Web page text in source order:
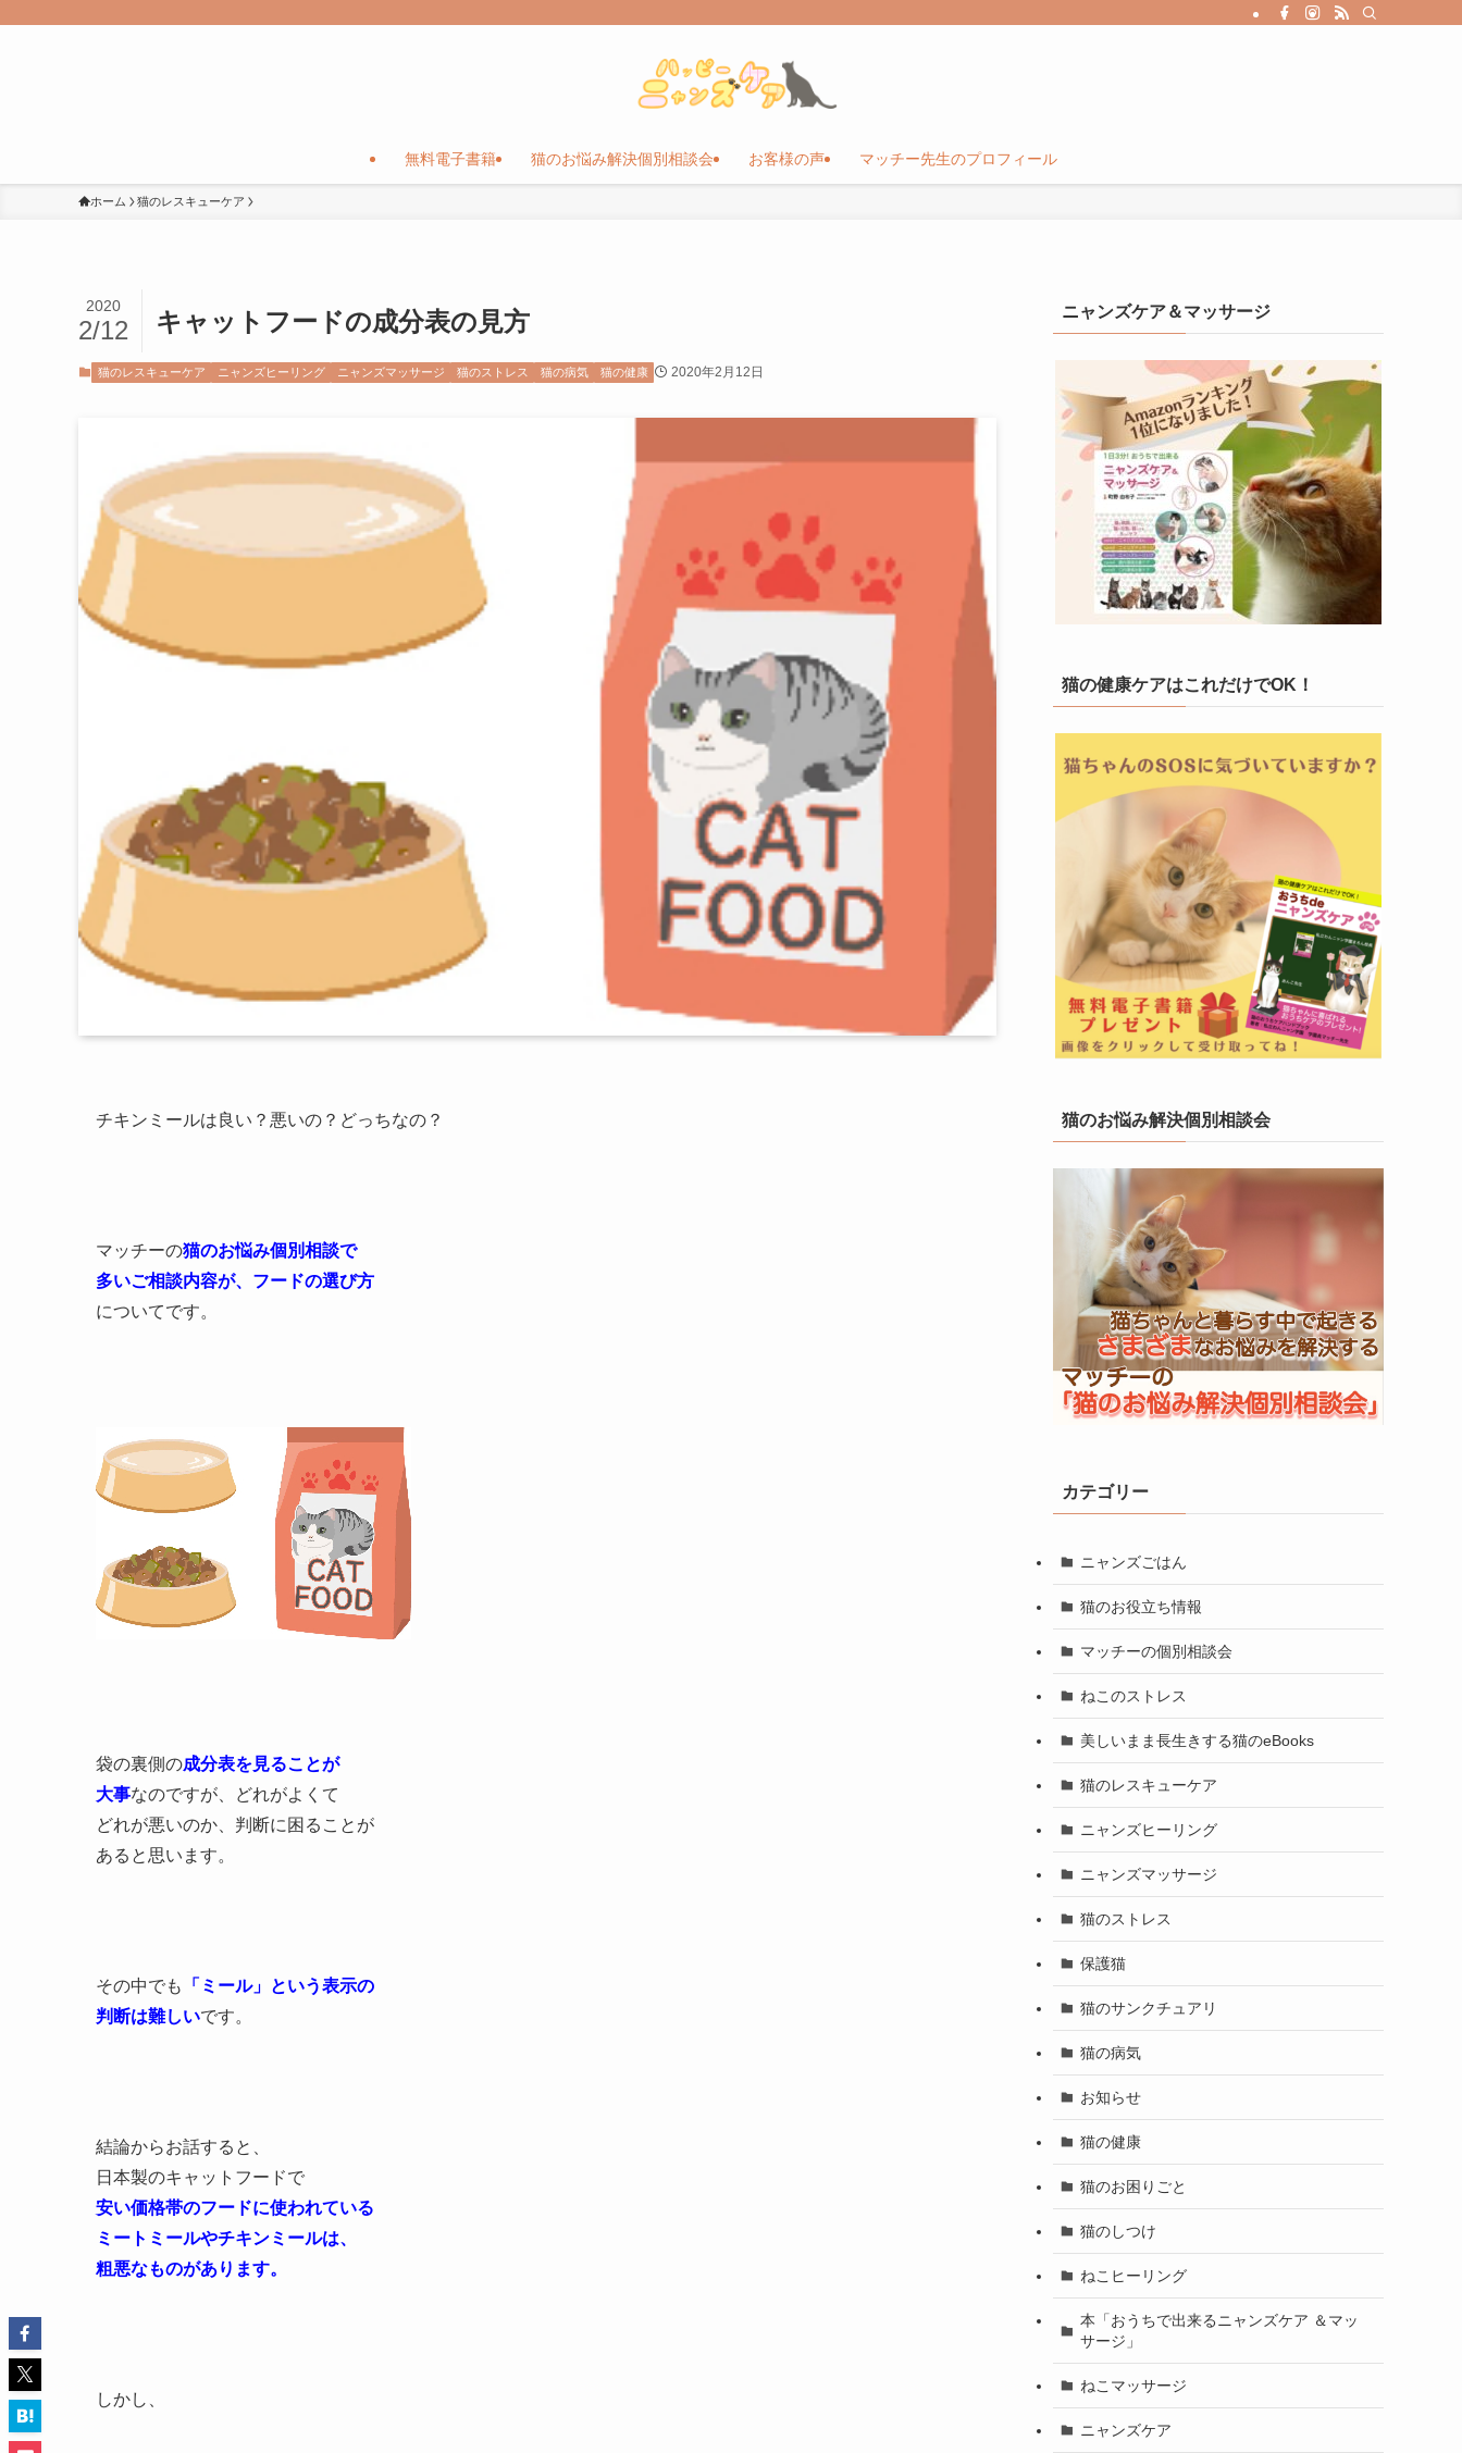
無料電子書籍 猫のお悩み解決個別相談会 お客様の声 マッチー先生のプロフィール
ホーム 猫のレスキューケア
キャットフードの成分表の見方
2020
2/12
猫のレスキューケア ニャンズヒーリング ニャンズマッサージ 猫のストレス 猫の病気 猫の健康 2020年2月12日
チキンミールは良い？悪いの？どっちなの？
マッチーの猫のお悩み個別相談で
多いご相談内容が、 フードの選び方
についてです。
袋の裏側の成分表を見ることが
大事なのですが、どれがよくて
どれが悪いのか、判断に困ることが
あると思います。
その中でも
「ミール」という表示の
判断は難しいです。
結論からお話すると、
日本製のキャットフードで
安い価格帯のフードに使われている
ミートミールやチキンミールは、
粗悪なものがあります。
しかし、
ニャンズケア＆マッサージ
猫の健康ケアはこれだけでOK！
猫のお悩み解決個別相談会
カテゴリー
ニャンズごはん
猫のお役立ち情報
マッチーの個別相談会
ねこのストレス
美しいまま長生きする猫のeBooks
猫のレスキューケア
ニャンズヒーリング
ニャンズマッサージ
猫のストレス
保護猫
猫のサンクチュアリ
猫の病気
お知らせ
猫の健康
猫のお困りごと
猫のしつけ
ねこヒーリング
本「おうちで出来るニャンズケア ＆マッ
サージ」
ねこマッサージ
ニャンズケア